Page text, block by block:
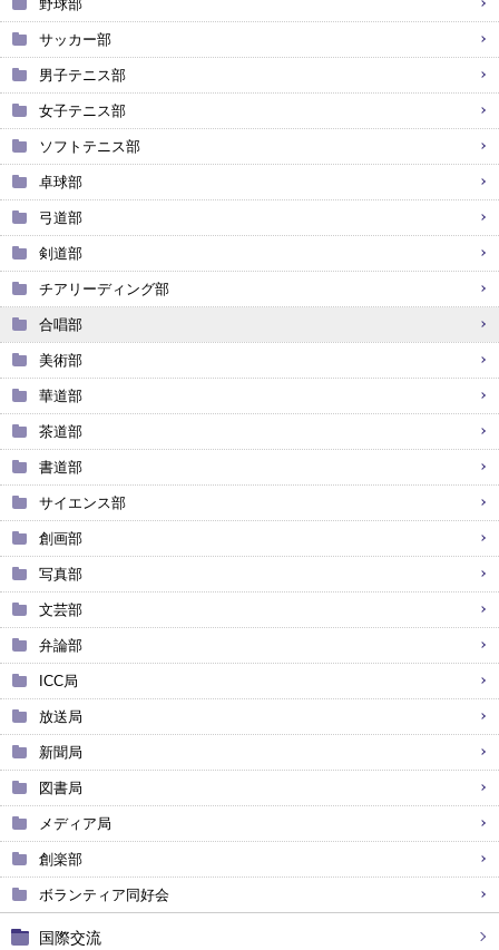
野球部
サッカー部
男子テニス部
女子テニス部
ソフトテニス部
卓球部
弓道部
剣道部
チアリーディング部
合唱部
美術部
華道部
茶道部
書道部
サイエンス部
創画部
写真部
文芸部
弁論部
ICC局
放送局
新聞局
図書局
メディア局
創楽部
ボランティア同好会
国際交流